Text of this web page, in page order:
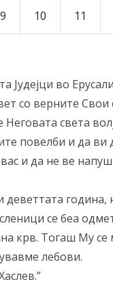
9 10 11
Јудејци во
со верните Свои
света
повелби и да ви
и да не ве
се беа
крв. Тогаш Му
лебови.